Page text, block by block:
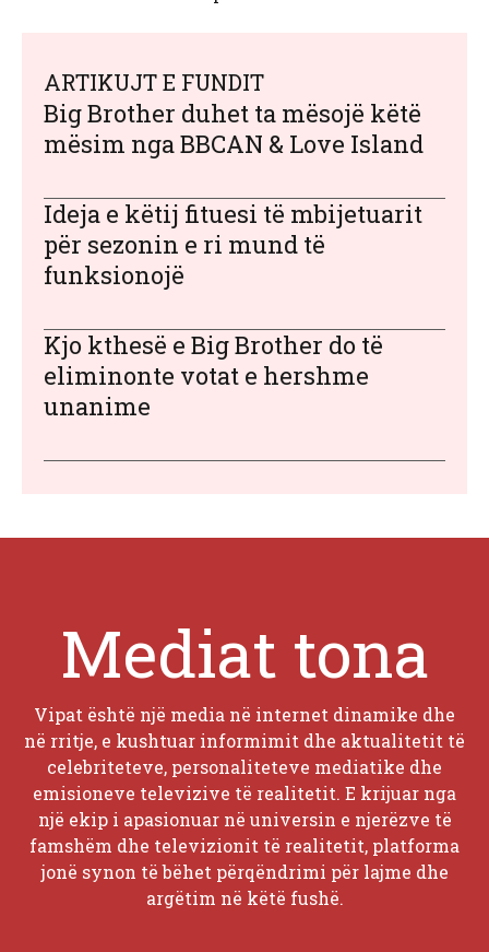
ARTIKUJT E FUNDIT
Big Brother duhet ta mësojë këtë
mësim nga BBCAN & Love Island
Ideja e këtij fituesi të mbijetuarit
për sezonin e ri mund të
funksionojë
Kjo kthesë e Big Brother do të
eliminonte votat e hershme
unanime
Mediat tona
Vipat është një media në internet dinamike dhe
në rritje, e kushtuar informimit dhe aktualitetit të
celebriteteve, personaliteteve mediatike dhe
emisioneve televizive të realitetit. E krijuar nga
një ekip i apasionuar në universin e njerëzve të
famshëm dhe televizionit të realitetit, platforma
jonë synon të bëhet përqëndrimi për lajme dhe
argëtim në këtë fushë.